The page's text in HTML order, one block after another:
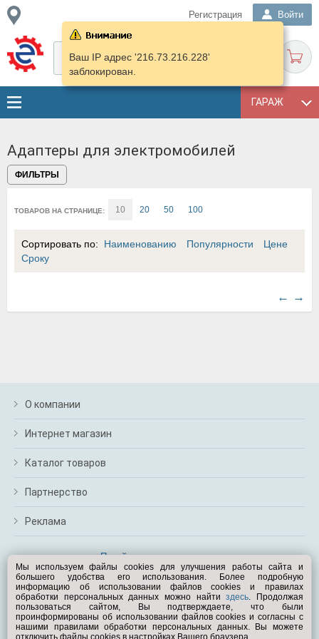
Регистрация Войти
ГАРАЖ
Ваш IP адрес '216.73.216.228'
заблокирован.
Адаптеры для электромобилей
ФИЛЬТРЫ
ТОВАРОВ НА СТРАНИЦЕ: 10 20 50 100
Сортировать по: Наименованию Популярности
Цене
Сроку
← →
О компании
Интернет магазин
Каталог товаров
Партнерство
Реклама
Перейти на полную версию
Вам помочь?
© Exist.ru 1998—2026
Мы используем файлы cookies для улучшения работы сайта и
большего удобства его использования. Более подробную
информацию об использовании файлов cookies и правилах
обработки персональных данных можно найтиздесь. Продолжая
пользоваться сайтом, Вы подтверждаете, что были
проинформированы об использовании файлов cookies и согласны с
нашими правилами обработки персональных данных. Вы можете
отключить файлы cookies в настройках Вашего браузера.